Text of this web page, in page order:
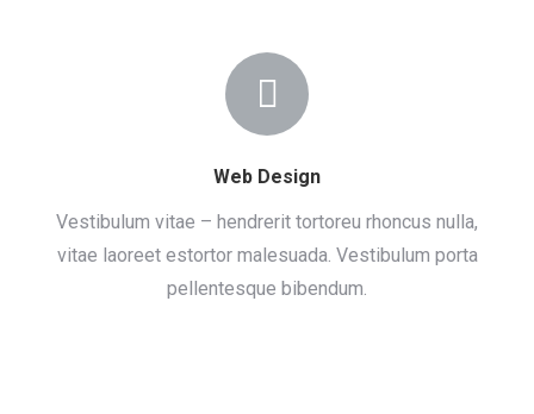
Web Design
Vestibulum vitae – hendrerit tortoreu rhoncus nulla,
vitae laoreet estortor malesuada. Vestibulum porta
pellentesque bibendum.